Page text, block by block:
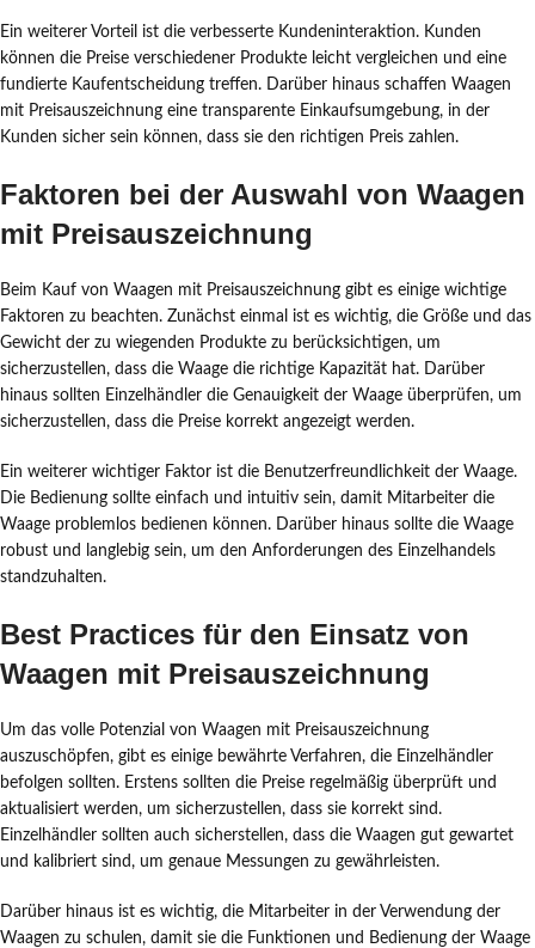
Ein weiterer Vorteil ist die verbesserte Kundeninteraktion. Kunden
können die Preise verschiedener Produkte leicht vergleichen und eine
fundierte Kaufentscheidung treffen. Darüber hinaus schaffen Waagen
mit Preisauszeichnung eine transparente Einkaufsumgebung, in der
Kunden sicher sein können, dass sie den richtigen Preis zahlen.
Faktoren bei der Auswahl von Waagen
mit Preisauszeichnung
Beim Kauf von Waagen mit Preisauszeichnung gibt es einige wichtige
Faktoren zu beachten. Zunächst einmal ist es wichtig, die Größe und das
Gewicht der zu wiegenden Produkte zu berücksichtigen, um
sicherzustellen, dass die Waage die richtige Kapazität hat. Darüber
hinaus sollten Einzelhändler die Genauigkeit der Waage überprüfen, um
sicherzustellen, dass die Preise korrekt angezeigt werden.
Ein weiterer wichtiger Faktor ist die Benutzerfreundlichkeit der Waage.
Die Bedienung sollte einfach und intuitiv sein, damit Mitarbeiter die
Waage problemlos bedienen können. Darüber hinaus sollte die Waage
robust und langlebig sein, um den Anforderungen des Einzelhandels
standzuhalten.
Best Practices für den Einsatz von
Waagen mit Preisauszeichnung
Um das volle Potenzial von Waagen mit Preisauszeichnung
auszuschöpfen, gibt es einige bewährte Verfahren, die Einzelhändler
befolgen sollten. Erstens sollten die Preise regelmäßig überprüft und
aktualisiert werden, um sicherzustellen, dass sie korrekt sind.
Einzelhändler sollten auch sicherstellen, dass die Waagen gut gewartet
und kalibriert sind, um genaue Messungen zu gewährleisten.
Darüber hinaus ist es wichtig, die Mitarbeiter in der Verwendung der
Waagen zu schulen, damit sie die Funktionen und Bedienung der Waage